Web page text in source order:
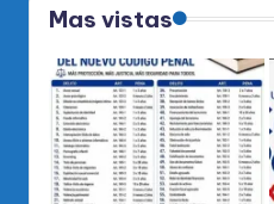
Mas vistas